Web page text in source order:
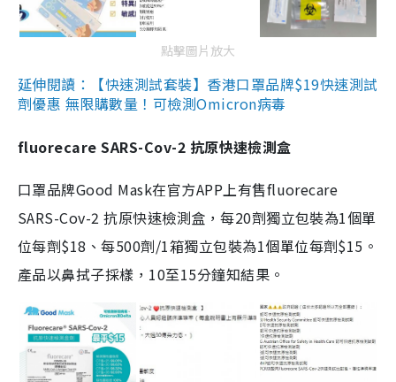
點擊圖片放大
延伸閱讀：【快速測試套裝】香港口罩品牌$19快速測試
劑優惠 無限購數量！可檢測Omicron病毒
fluorecare SARS-Cov-2 抗原快速檢測盒
口罩品牌Good Mask在官方APP上有售fluorecare
SARS-Cov-2 抗原快速檢測盒，每20劑獨立包裝為1個單
位每劑$18、每500劑/1箱獨立包裝為1個單位每劑$15。
產品以鼻拭子採樣，10至15分鐘知結果。